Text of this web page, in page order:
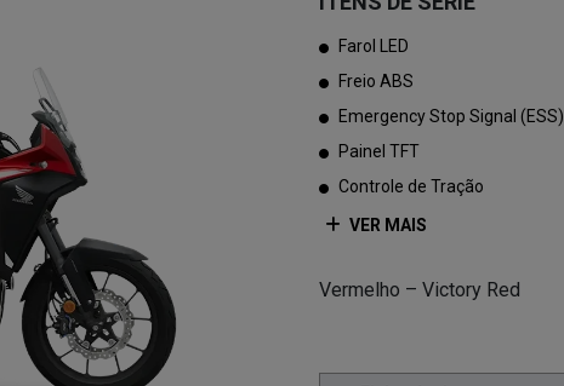
Farol LED
Freio ABS
Emergency Stop Signal (ESS)
Painel TFT
Controle de Tração
VER MAIS
Vermelho – Victory Red